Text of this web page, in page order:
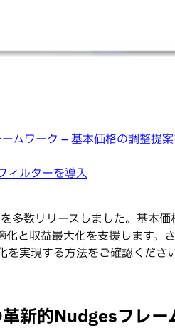
ムワーク – 基本価格の調整提
ィルターを導入
数リリースしました。基本
と収益最大化を支援します
実現する方法をご確認ください
新的Nudgesフレ